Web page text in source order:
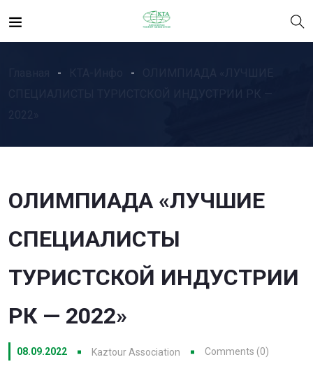
ОЛИМПИАДА «ЛУЧШИЕ
СПЕЦИАЛИСТЫ
ТУРИСТСКОЙ ИНДУСТРИИ
РК — 2022»
08.09.2022 Kaztour Association Comments (0)